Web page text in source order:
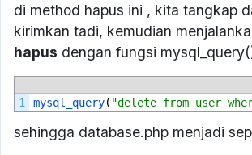
di method hapus ini , kita tangkap
kirimkan tadi, kemudian
hapus dengan fungsi
1 mysql_query( "delete from user
sehingga database.php menjadi